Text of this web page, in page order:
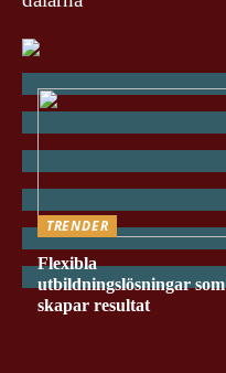
TRENDER
Flexibla
utbildningslösningar som
skapar resultat